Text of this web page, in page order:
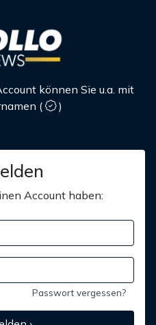
können Sie u.a. mit
(
)
Account haben:
Passwort vergessen?